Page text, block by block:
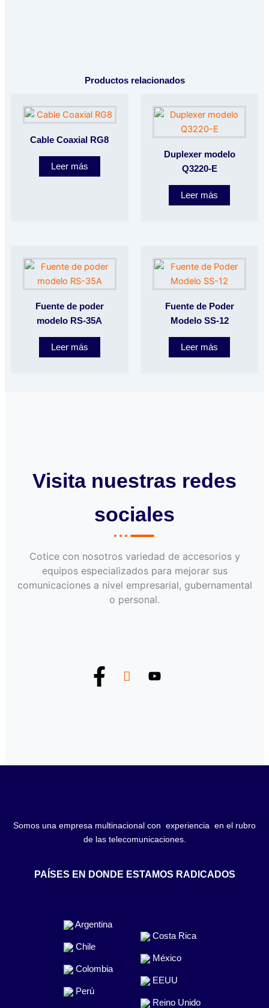
Productos relacionados
Cable Coaxial RG8
Leer más
Duplexer modelo
Q3220-E
Leer más
Fuente de poder
modelo RS-35A
Leer más
Fuente de Poder
Modelo SS-12
Leer más
Visita nuestras redes
sociales
Cotice con nosotros variedad de accesorios y
equipos especializados para mejorar sus
comunicaciones a nivel empresarial, gubernamental
o personal.
Somos una empresa multinacional con experiencia en el rubro
de las telecomunicaciones.
PAÍSES EN DONDE ESTAMOS RADICADOS
Argentina
Chile
Colombia
Perú
Costa Rica
México
EEUU
Reino Unido